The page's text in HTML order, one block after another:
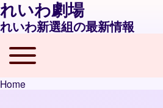
れいわ劇場
れいわ新選組の最新情報
Main navigation
Toggle main menu
Home